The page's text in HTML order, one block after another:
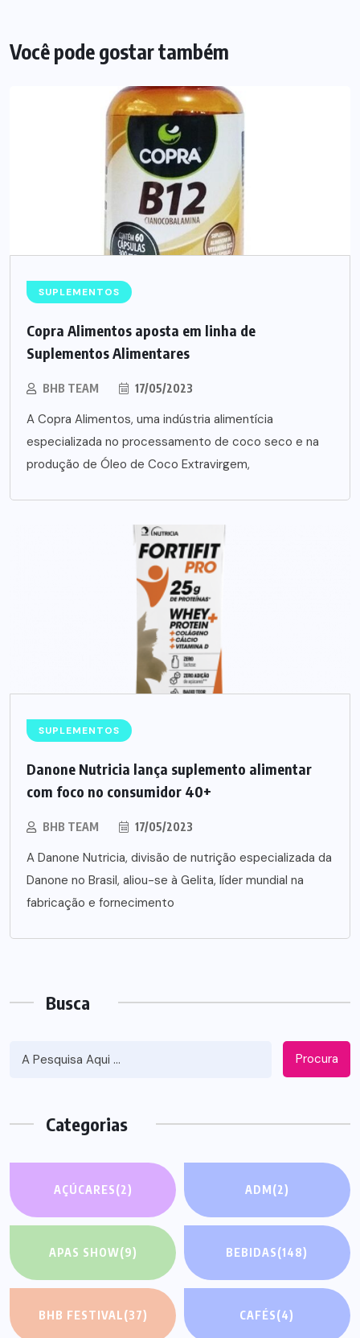
Você pode gostar também
SUPLEMENTOS
Copra Alimentos aposta em linha de
Suplementos Alimentares
BHB TEAM 17/05/2023
A Copra Alimentos, uma indústria alimentícia
especializada no processamento de coco seco e na
produção de Óleo de Coco Extravirgem,
SUPLEMENTOS
Danone Nutricia lança suplemento alimentar
com foco no consumidor 40+
BHB TEAM 17/05/2023
A Danone Nutricia, divisão de nutrição especializada da
Danone no Brasil, aliou-se à Gelita, líder mundial na
fabricação e fornecimento
Busca
Procura
Categorias
AÇÚCARES(2) ADM(2)
APAS SHOW(9) BEBIDAS(148)
BHB FESTIVAL(37) CAFÉS(4)